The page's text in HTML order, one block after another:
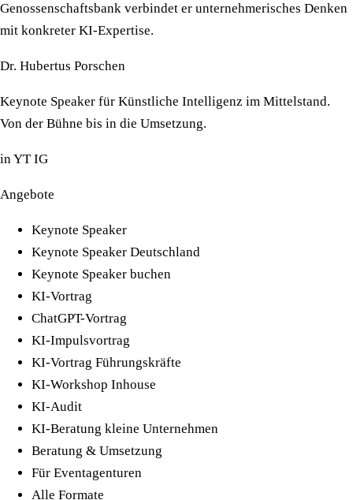
Genossenschaftsbank verbindet er unternehmerisches Denken
mit konkreter KI-Expertise.
Dr. Hubertus Porschen
Keynote Speaker für Künstliche Intelligenz im Mittelstand.
Von der Bühne bis in die Umsetzung.
inYT IG
Angebote
Keynote Speaker
Keynote Speaker Deutschland
Keynote Speaker buchen
KI-Vortrag
ChatGPT-Vortrag
KI-Impulsvortrag
KI-Vortrag Führungskräfte
KI-Workshop Inhouse
KI-Audit
KI-Beratung kleine Unternehmen
Beratung & Umsetzung
Für Eventagenturen
Alle Formate